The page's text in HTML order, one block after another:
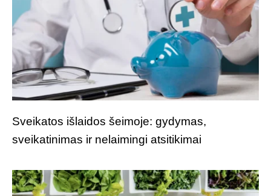
Sveikatos išlaidos šeimoje: gydymas,
sveikatinimas ir nelaimingi atsitikimai